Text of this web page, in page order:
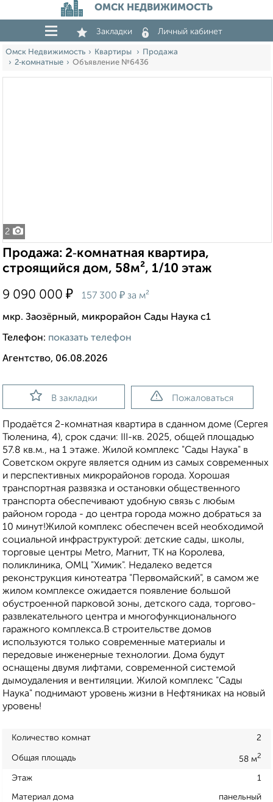
ОМСК НЕДВИЖИМОСТЬ
Закладки Личный кабинет
Омск Недвижимость Квартиры
Продажа
2‑комнатные
Объявление №6436
2
Продажа: 2‑комнатная квартира,
строящийся дом, 58м², 1/10 этаж
9 090 000 ₽ 157 300 ₽ за м²
мкр. Заозёрный, микрорайон Сады Наука с1
Телефон: показать телефон
Агентство, 06.08.2026
В закладки Пожаловаться
Продаётся 2-комнатная квартира в сданном доме (Сергея
Тюленина, 4), срок сдачи: III-кв. 2025, общей площадью
57.8 кв.м., на 1 этаже. Жилой комплекс "Сады Наука" в
Советском округе является одним из самых современных
и перспективных микрорайонов города. Хорошая
транспортная развязка и остановки общественного
транспорта обеспечивают удобную связь с любым
районом города - до центра города можно добраться за
10 минут!Жилой комплекс обеспечен всей необходимой
социальной инфраструктурой: детские сады, школы,
торговые центры Metro, Магнит, ТК на Королева,
поликлиника, ОМЦ "Химик". Недалеко ведется
реконструкция кинотеатра "Первомайский", в самом же
жилом комплексе ожидается появление большой
обустроенной парковой зоны, детского сада, торгово-
развлекательного центра и многофункционального
гаражного комплекса.В строительстве домов
используются только современные материалы и
передовые инженерные технологии. Дома будут
оснащены двумя лифтами, современной системой
дымоудаления и вентиляции. Жилой комплекс "Сады
Наука" поднимают уровень жизни в Нефтяниках на новый
уровень!
Количество комнат 2
Общая площадь 58 м2
Этаж 1
Материал дома панельный